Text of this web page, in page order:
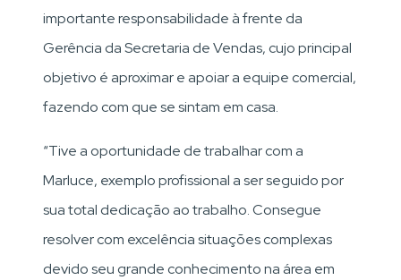
importante responsabilidade à frente da
Gerência da Secretaria de Vendas, cujo principal
objetivo é aproximar e apoiar a equipe comercial,
fazendo com que se sintam em casa.
“Tive a oportunidade de trabalhar com a
Marluce, exemplo profissional a ser seguido por
sua total dedicação ao trabalho. Consegue
resolver com excelência situações complexas
devido seu grande conhecimento na área em